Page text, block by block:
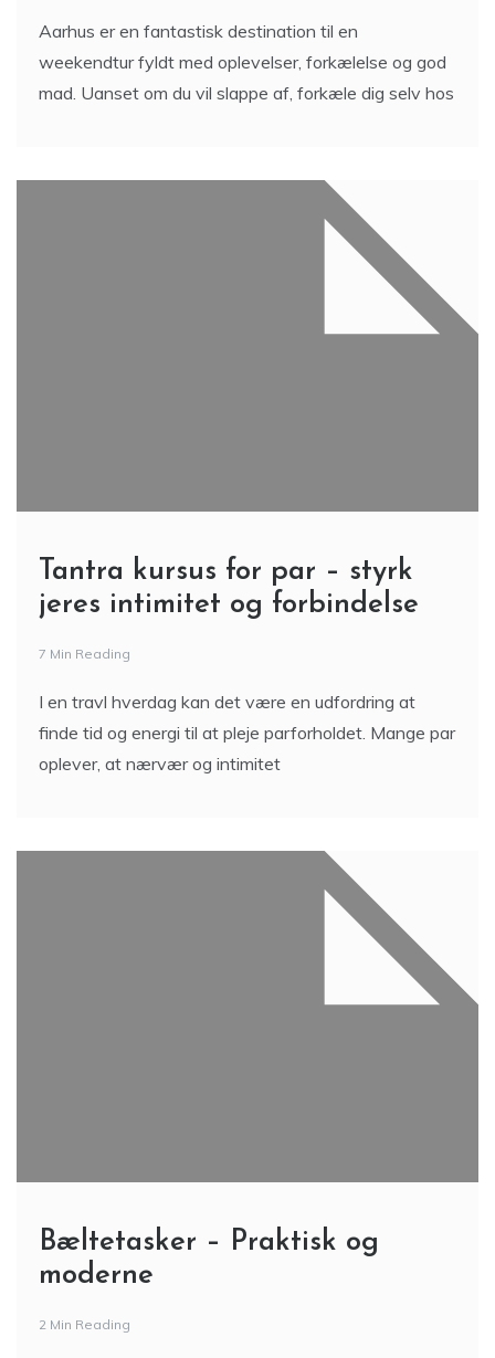
Aarhus er en fantastisk destination til en
weekendtur fyldt med oplevelser, forkælelse og god
mad. Uanset om du vil slappe af, forkæle dig selv hos
Tantra kursus for par – styrk
jeres intimitet og forbindelse
7 Min Reading
I en travl hverdag kan det være en udfordring at
finde tid og energi til at pleje parforholdet. Mange par
oplever, at nærvær og intimitet
Bæltetasker – Praktisk og
moderne
2 Min Reading